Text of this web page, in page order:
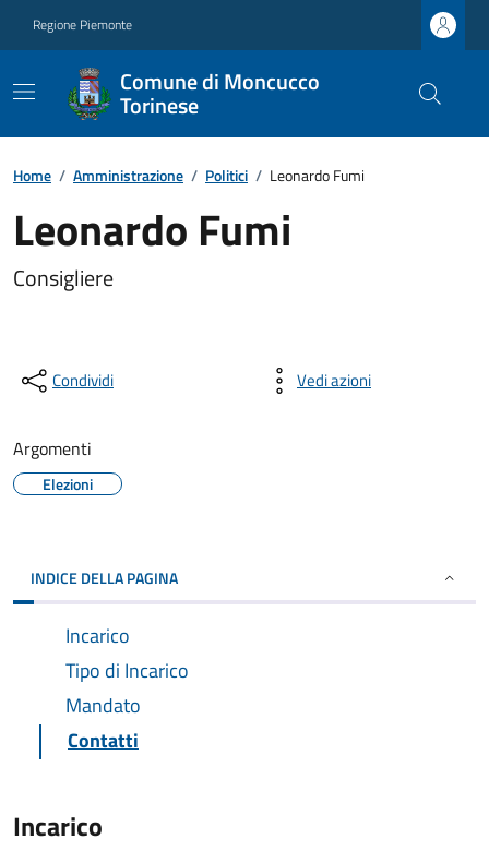
Regione Piemonte
Comune di Moncucco
Torinese
Home / Amministrazione / Politici / Leonardo Fumi
Leonardo Fumi
Consigliere
Condividi Vedi azioni
Argomenti
Elezioni
INDICE DELLA PAGINA
Incarico
Tipo di Incarico
Mandato
Contatti
Incarico